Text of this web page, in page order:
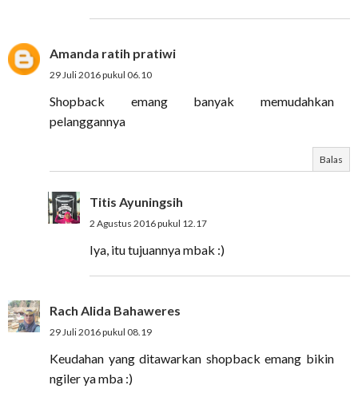
Amanda ratih pratiwi
29 Juli 2016 pukul 06.10
Shopback emang banyak memudahkan
pelanggannya
Balas
Titis Ayuningsih
2 Agustus 2016 pukul 12.17
Iya, itu tujuannya mbak :)
Rach Alida Bahaweres
29 Juli 2016 pukul 08.19
Keudahan yang ditawarkan shopback emang bikin
ngiler ya mba :)